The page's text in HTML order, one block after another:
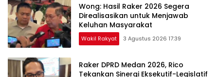
Wong: Hasil Raker 2026 Segera
Direalisasikan untuk Menjawab
Keluhan Masyarakat
Wakil Rakyat 3 Agustus 2026 17:39
Raker DPRD Medan 2026, Rico
Tekankan Sinergi Eksekutif-Legislatif